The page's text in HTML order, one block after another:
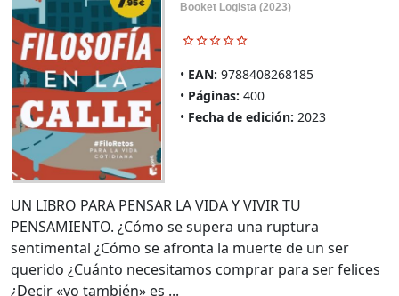
Booket Logista (2023)
EAN: 9788408268185
Páginas: 400
Fecha de edición: 2023
UN LIBRO PARA PENSAR LA VIDA Y VIVIR TU
PENSAMIENTO. ¿Cómo se supera una ruptura
sentimental ¿Cómo se afronta la muerte de un ser
querido ¿Cuánto necesitamos comprar para ser felices
¿Decir «yo también» es ...